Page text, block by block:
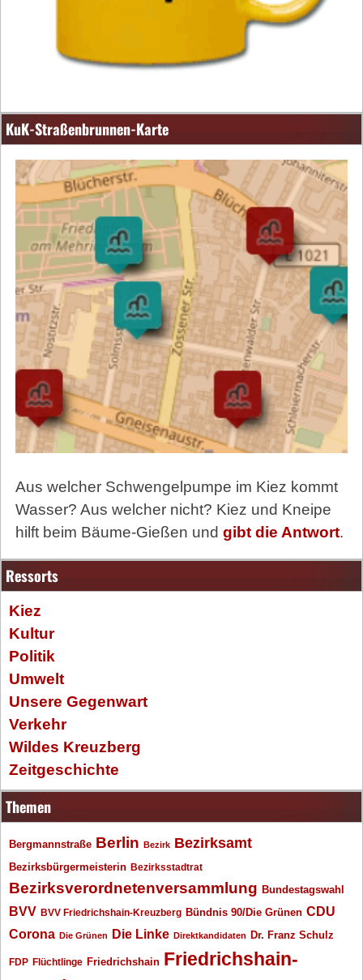
KuK-Straßenbrunnen-Karte
Aus welcher Schwengelpumpe im Kiez kommt
Wasser? Aus welcher nicht? Kiez und Kneipe
hilft beim Bäume-Gießen und gibt die Antwort.
Ressorts
Kiez
Kultur
Politik
Umwelt
Unsere Gegenwart
Verkehr
Wildes Kreuzberg
Zeitgeschichte
Themen
Bergmannstraße Berlin Bezirk Bezirksamt
Bezirksbürgermeisterin Bezirksstadtrat
Bezirksverordnetenversammlung Bundestagswahl
BVV BVV Friedrichshain-Kreuzberg Bündnis 90/Die Grünen CDU
Corona Die Grünen Die Linke Direktkandidaten Dr. Franz Schulz
FDP Flüchtlinge Friedrichshain Friedrichshain-